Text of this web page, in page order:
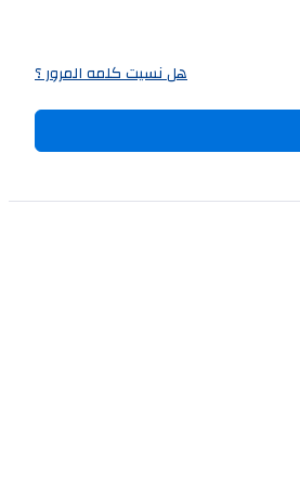
هل نسيت كلمه المرور ؟